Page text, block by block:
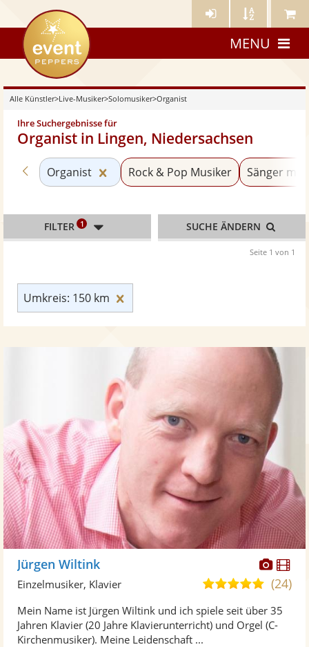
Künstler- Künstler Meine
eventpeppers
MENU
Alle Künstler>Live-Musiker>Solomusiker>Organist
Ihre Suchergebnisse für
Organist in Lingen, Niedersachsen
Zurück zu «Solomusiker»
Organist Kategorie «Organist» zurücksetzen
Rock & Pop Musiker Sänger mit
Umkreis: 150 km
FILTER 1 SUCHE ÄNDERN
Seite 1 von 1
Fotos
Jürgen Wiltink
5,0
5
Sternen
(24)
Einzelmusiker, Klavier
Mein Name ist Jürgen Wiltink und ich spiele seit über 35
Jahren Klavier (20 Jahre Klavierunterricht) und Orgel (C-
Kirchenmusiker). Meine Leidenschaft ...